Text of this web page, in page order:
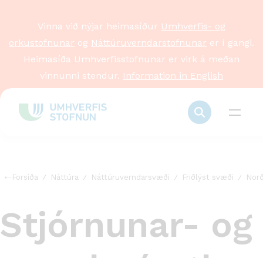
Vinna við nýjar heimasíður Umhverfis- og
orkustofnunar og Náttúruverndarstofnunar er í gangi.
Heimasíða Umhverfisstofnunar er virk á meðan
vinnunni stendur. Information in English
Forsíða Náttúra Náttúruverndarsvæði Friðlýst svæði
Stjórnunar- og